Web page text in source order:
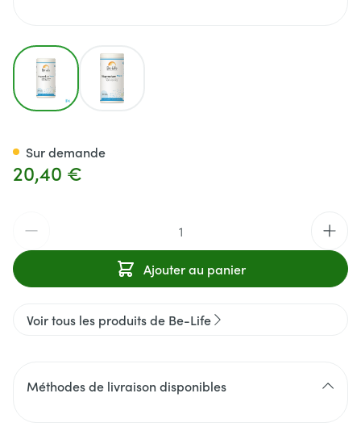
View larger imageView larger image
20,40 €
Ajouter au panier
Sur demande
Voir tous les produits de Be-Life
Méthodes de livraison disponibles